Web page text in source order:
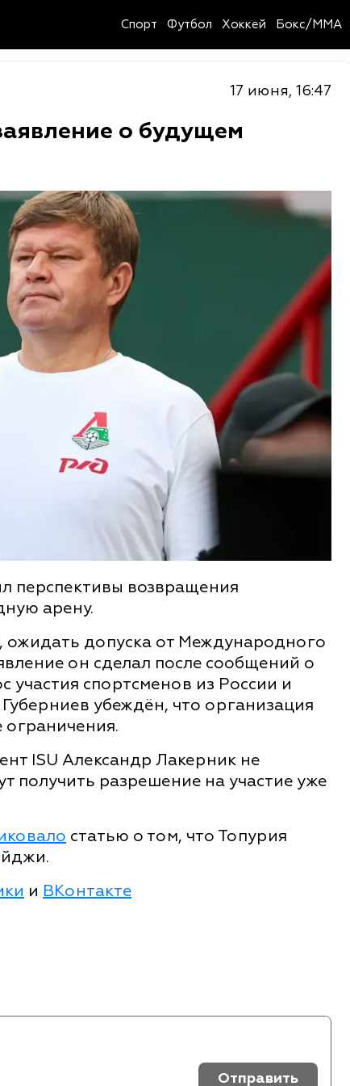
Спорт Футбол Хоккей Бокс/MMA
17 июня, 16:47
о будущем
перспективы возвращения
арену.
допуска от Международного
он сделал после сообщений о
участия спортсменов из России и
убеждён, что организация
ISU Александр Лакерник не
получить разрешение на участие уже
статью о том, что Топурия
и ВКонтакте
Отправить